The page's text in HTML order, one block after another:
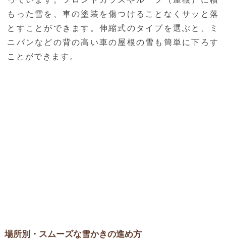
もった雪を、車の塗装を傷つけることなくサッと落
とすことができます。伸縮式のタイプを選ぶと、ミ
ニバンなどの背の高い車の屋根の雪も簡単に下ろす
ことができます。
場所別・スムーズな雪かきの進め方